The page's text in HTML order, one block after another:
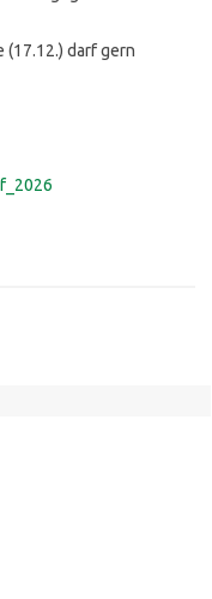
(17.12.) darf gern